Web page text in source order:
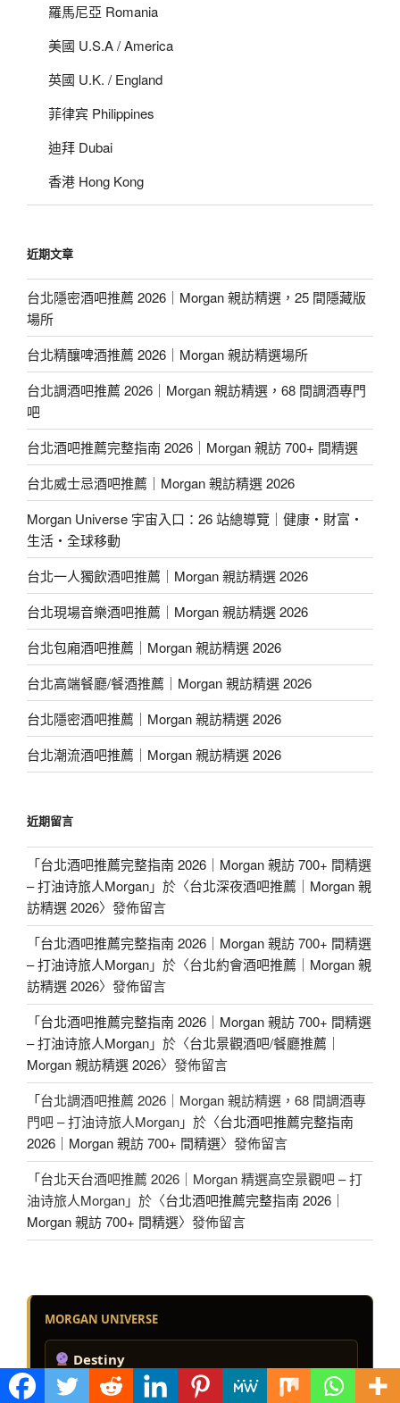
羅馬尼亞 Romania
美國 U.S.A / America
英國 U.K. / England
菲律宾 Philippines
迪拜 Dubai
香港 Hong Kong
近期文章
台北隱密酒吧推薦 2026｜Morgan 親訪精選，25 間隱藏版
場所
台北精釀啤酒推薦 2026｜Morgan 親訪精選場所
台北調酒吧推薦 2026｜Morgan 親訪精選，68 間調酒專門
吧
台北酒吧推薦完整指南 2026｜Morgan 親訪 700+ 間精選
台北威士忌酒吧推薦｜Morgan 親訪精選 2026
Morgan Universe 宇宙入口：26 站總導覽｜健康・財富・
生活・全球移動
台北一人獨飲酒吧推薦｜Morgan 親訪精選 2026
台北現場音樂酒吧推薦｜Morgan 親訪精選 2026
台北包廂酒吧推薦｜Morgan 親訪精選 2026
台北高端餐廳/餐酒推薦｜Morgan 親訪精選 2026
台北隱密酒吧推薦｜Morgan 親訪精選 2026
台北潮流酒吧推薦｜Morgan 親訪精選 2026
近期留言
「台北酒吧推薦完整指南 2026｜Morgan 親訪 700+ 間精選
– 打油诗旅人Morgan」於〈台北深夜酒吧推薦｜Morgan 親
訪精選 2026〉發佈留言
「台北酒吧推薦完整指南 2026｜Morgan 親訪 700+ 間精選
– 打油诗旅人Morgan」於〈台北約會酒吧推薦｜Morgan 親
訪精選 2026〉發佈留言
「台北酒吧推薦完整指南 2026｜Morgan 親訪 700+ 間精選
– 打油诗旅人Morgan」於〈台北景觀酒吧/餐廳推薦｜
Morgan 親訪精選 2026〉發佈留言
「台北調酒吧推薦 2026｜Morgan 親訪精選，68 間調酒專
門吧 – 打油诗旅人Morgan」於〈台北酒吧推薦完整指南
2026｜Morgan 親訪 700+ 間精選〉發佈留言
「台北天台酒吧推薦 2026｜Morgan 精選高空景觀吧 – 打
油诗旅人Morgan」於〈台北酒吧推薦完整指南 2026｜
Morgan 親訪 700+ 間精選〉發佈留言
MORGAN UNIVERSE
Destiny
理解自己